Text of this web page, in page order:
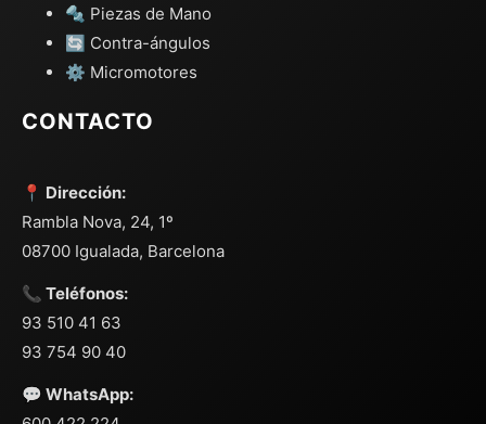
🔩 Piezas de Mano
🔄 Contra-ángulos
⚙️ Micromotores
CONTACTO
📍 Dirección:
Rambla Nova, 24, 1º
08700 Igualada, Barcelona
📞 Teléfonos:
93 510 41 63
93 754 90 40
💬 WhatsApp: